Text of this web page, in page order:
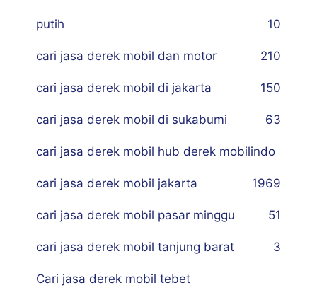
putih 10
cari jasa derek mobil dan motor 210
cari jasa derek mobil di jakarta 150
cari jasa derek mobil di sukabumi 63
cari jasa derek mobil hub derek mobilindo
69
cari jasa derek mobil jakarta 19
cari jasa derek mobil pasar minggu 51
cari jasa derek mobil tanjung barat 3
Cari jasa derek mobil tebet